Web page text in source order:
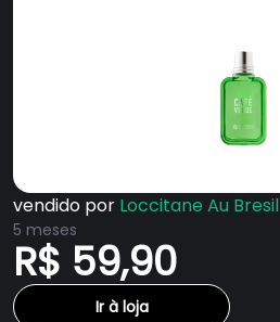
vendido por Loccitane Au Bresil
5 meses
R$ 59,90
Ir à loja